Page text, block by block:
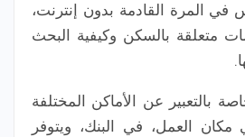
المرة القادمة بدون إنترنت،
متعلقة بالسكن وكيفية البحث
بالتعبير عن الأماكن المختلفة
العمل، في البنك، ويتوفر